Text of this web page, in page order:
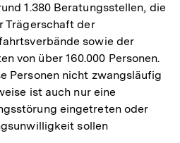
1.380 Beratungsstellen, die
Trägerschaft der
sowie der
von über 160.000 Personen.
Personen nicht zwangsläufig
ist auch nur eine
eingetreten oder
sollen